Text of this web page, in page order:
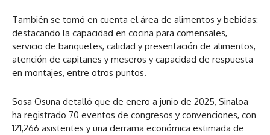
También se tomó en cuenta el área de alimentos y bebidas:
destacando la capacidad en cocina para comensales,
servicio de banquetes, calidad y presentación de alimentos,
atención de capitanes y meseros y capacidad de respuesta
en montajes, entre otros puntos.
Sosa Osuna detalló que de enero a junio de 2025, Sinaloa
ha registrado 70 eventos de congresos y convenciones, con
121,266 asistentes y una derrama económica estimada de